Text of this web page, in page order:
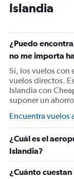
Islandia
¿Puedo
no me importa
Sí, los vuelos con
vuelos directos.
Islandia con
suponer un
Encuentra vuelos
¿Cuál es el
Islandia?
¿Cuánto